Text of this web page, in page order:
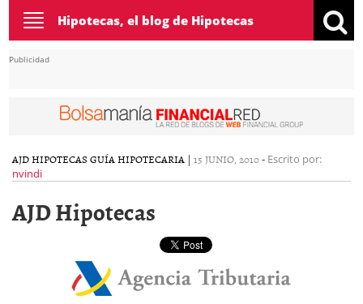
Toggle
navigation
Hipotecas, el blog de Hipotecas
Publicidad
AJD HIPOTECAS GUÍA HIPOTECARIA | 15 JUNIO, 2010- Escrito por:
nvindi
AJD Hipotecas